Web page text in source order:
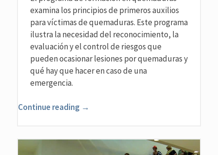
examina los principios de primeros auxilios
para víctimas de quemaduras. Este programa
ilustra la necesidad del reconocimiento, la
evaluación y el control de riesgos que
pueden ocasionar lesiones por quemaduras y
qué hay que hacer en caso de una
emergencia.
Continue reading →